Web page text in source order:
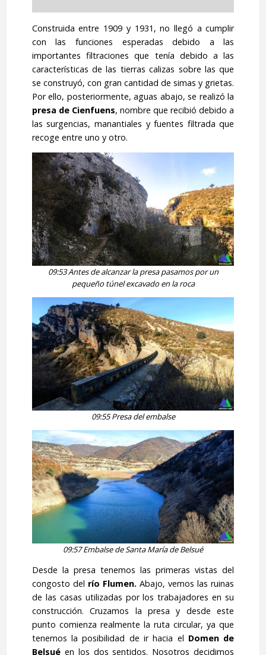
Construida entre 1909 y 1931, no llegó a cumplir
con las funciones esperadas debido a las
importantes filtraciones que tenía debido a las
características de las tierras calizas sobre las que
se construyó, con gran cantidad de simas y grietas.
Por ello, posteriormente, aguas abajo, se realizó la
presa de Cienfuens, nombre que recibió debido a
las surgencias, manantiales y fuentes filtrada que
recoge entre uno y otro.
09:53 Antes de alcanzar la presa pasamos por un
pequeño túnel excavado en la roca
09:55 Presa del embalse
09:57 Embalse de Santa María de Belsué
Desde la presa tenemos las primeras vistas del
congosto del río Flumen.Abajo, vemos las ruinas
de las casas utilizadas por los trabajadores en su
construcción. Cruzamos la presa y desde este
punto comienza realmente la ruta circular, ya que
tenemos la posibilidad de ir hacia el Domen de
Belsuéen los dos sentidos. Nosotros decidimos